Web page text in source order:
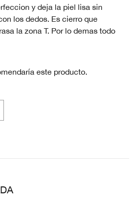
y deja la piel lisa sin
los dedos. Es cierro que
la zona T. Por lo demas todo
este producto.